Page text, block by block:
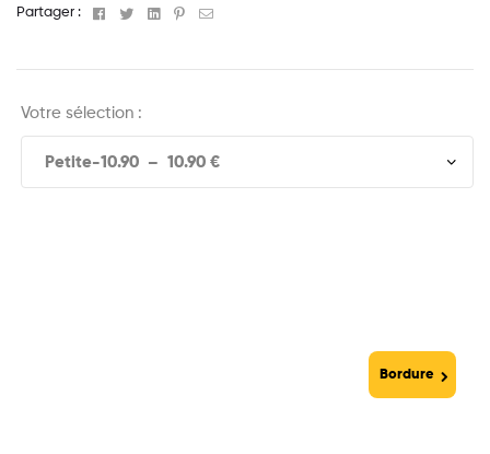
Partager : Facebook
TwitterLinkedinPinterest
Email
Votre sélection :
Bordure